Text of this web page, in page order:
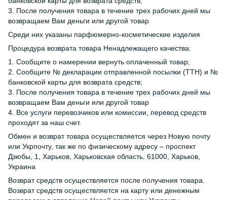
3. После получения товара в течение трех рабочих дней мы
возвращаем Вам деньги или другой товар
Среди них указаны парфюмерно-косметические изделия
Процедура возврата товара Ненадлежащего качества:
1. Сообщите о намерении вернуть оплаченный товар;
2. Сообщите № декларации отправленной посылки (ТТН) и №
банковской карты для возврата средств;
3. После получения товара в течение трех рабочих дней мы
возвращаем Вам деньги или другой товар
4. Все услуги перевозчиков или комиссии, перевод средств
проходят за наш счет.
Обмен и возврат товара осуществляется через Новую почту
или Укрпочту, так же по физическому адресу – проспект
Дзюбы, 1, Харьков, Харьковская область, 61000, Харьков,
Украина
Возврат средств осуществляется после получения товара.
Возврат средств осуществляется на карту или денежным